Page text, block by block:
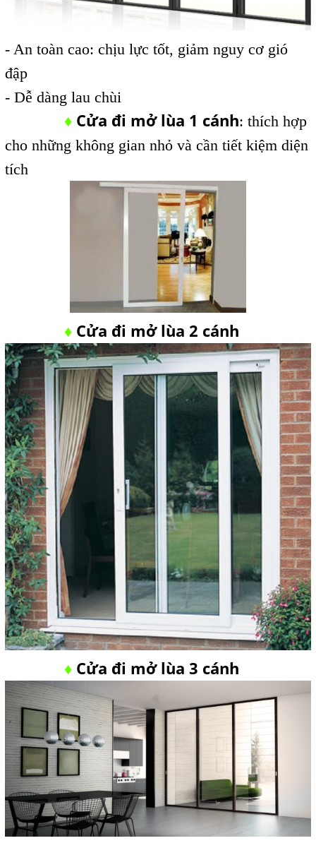
- An toàn cao: chịu lực tốt, giảm nguy cơ gió
đập
- Dễ dàng lau chùi
♦ Cửa đi mở lùa 1 cánh: thích hợp
cho những không gian nhỏ và cần tiết kiệm diện
tích
♦ Cửa đi mở lùa 2 cánh
♦ Cửa đi mở lùa 3 cánh